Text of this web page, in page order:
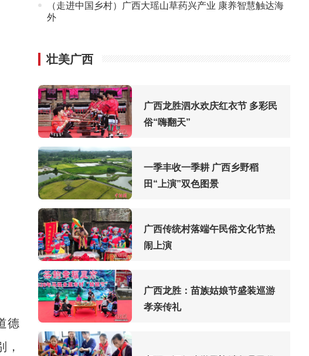
德
，
（走进中国乡村）广西大瑶山草药兴产业 康养智慧触达海
外
壮美广西
广西龙胜泗水欢庆红衣节 多彩民
俗“嗨翻天”
一季丰收一季耕 广西乡野稻
田“上演”双色图景
广西传统村落端午民俗文化节热
闹上演
广西龙胜：苗族姑娘节盛装巡游
孝亲传礼